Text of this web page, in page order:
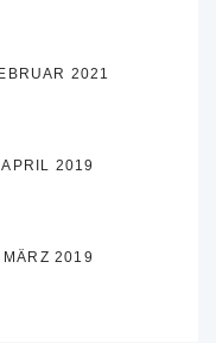
2021
2019
MÄRZ 2019